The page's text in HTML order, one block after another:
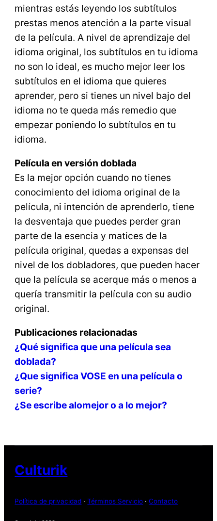
mientras estás leyendo los subtítulos
prestas menos atención a la parte visual
de la película. A nivel de aprendizaje del
idioma original, los subtítulos en tu idioma
no son lo ideal, es mucho mejor leer los
subtítulos en el idioma que quieres
aprender, pero si tienes un nivel bajo del
idioma no te queda más remedio que
empezar poniendo lo subtítulos en tu
idioma.
Película en versión doblada
Es la mejor opción cuando no tienes
conocimiento del idioma original de la
película, ni intención de aprenderlo, tiene
la desventaja que puedes perder gran
parte de la esencia y matices de la
película original, quedas a expensas del
nivel de los dobladores, que pueden hacer
que la película se acerque más o menos a
quería transmitir la película con su audio
original.
Publicaciones relacionadas
¿Qué significa que una película sea
doblada?
¿Que significa VOSE en una película o
serie?
¿Se escribe alomejor o a lo mejor?
Culturik
Política de privacidad ·Términos Servicio ·Contacto